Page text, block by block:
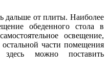
дальше от плиты. Наиболее
обеденного стола в
освещение,
части помещения
здесь можно поставить